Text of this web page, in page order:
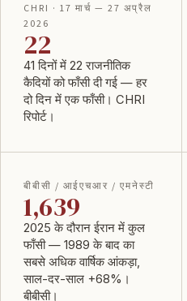
CHRI · 17 मार्च — 27 अप्रैल
2026
22
41 दिनों में 22 राजनीतिक
कैदियों को फाँसी दी गई — हर
दो दिन में एक फाँसी। CHRI
रिपोर्ट ।
बीबीसी / आईएचआर / एमनेस्टी
1,639
2025 के दौरान ईरान में कुल
फाँसी — 1989 के बाद का
सबसे अधिक वार्षिक आंकड़ा,
साल-दर-साल +68%।
बीबीसी।